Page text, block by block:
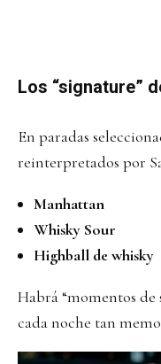
Los “signature”
En paradas
reinterpretados por
Manhattan
Whisky Sour
Highball de whisky
Habrá “momentos de
cada noche tan